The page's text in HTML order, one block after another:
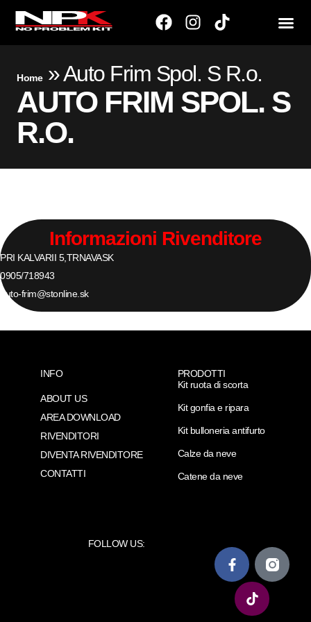
Home»Auto Frim Spol. S R.o.
AUTO FRIM SPOL. S
R.O.
Informazioni Rivenditore
PRI KALVARII 5,TRNAVASK
0905/718943
auto-frim@stonline.sk
INFO
ABOUT US
AREA DOWNLOAD
RIVENDITORI
DIVENTA RIVENDITORE
CONTATTI
PRODOTTI
Kit ruota di scorta
Kit gonfia e ripara
Kit bulloneria antifurto
Calze da neve
Catene da neve
FOLLOW US: